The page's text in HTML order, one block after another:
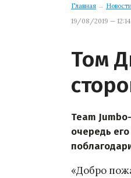
Главная →
19/08/2019 — 12:14
Том
Team
очередь
«Добро